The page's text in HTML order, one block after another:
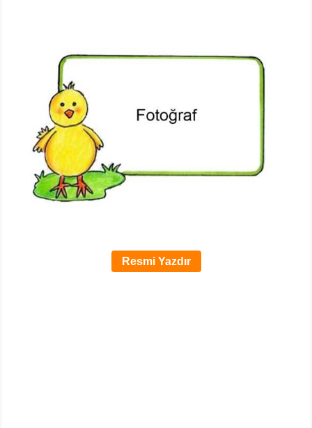
Resmi Yazdır